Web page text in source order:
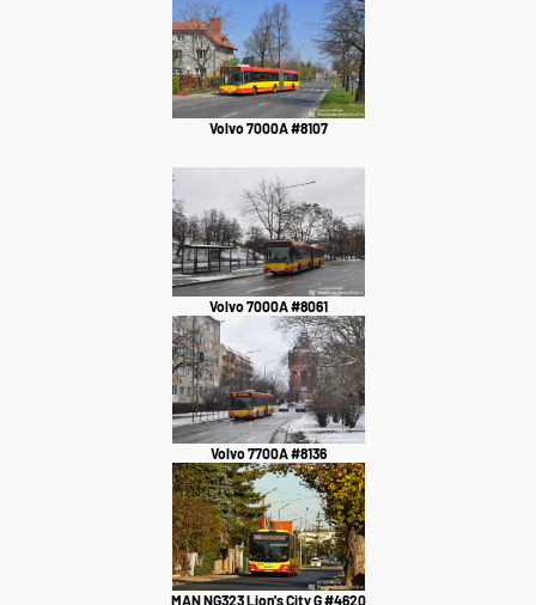
Volvo 7000A #8107
Volvo 7000A #8061
Volvo 7700A #8136
MAN NG323 Lion's City G #4620